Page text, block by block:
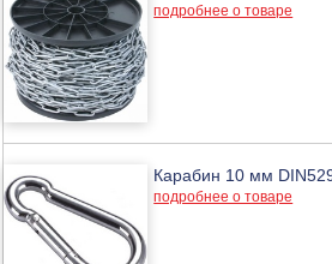
подробнее о товаре
Карабин 10 мм
подробнее о товаре